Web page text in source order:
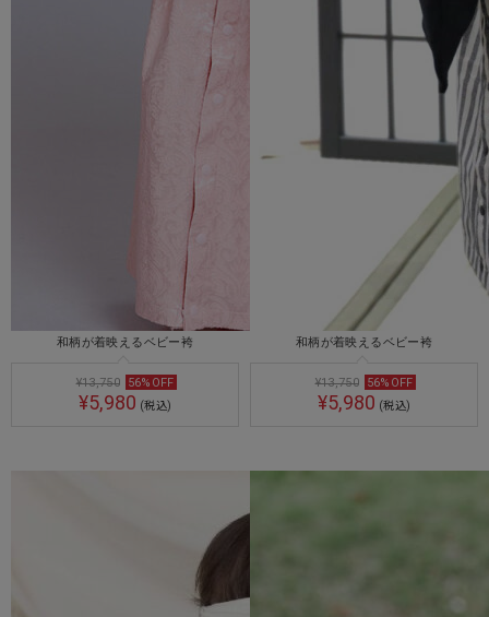
和柄が着映えるベビー袴
¥13,750 56% OFF
¥5,980 (税込)
和柄が着映えるベビー袴
¥13,750 56% OFF
¥5,980 (税込)